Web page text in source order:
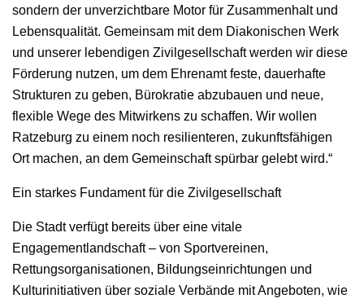
sondern der unverzichtbare Motor für Zusammenhalt und
Lebensqualität. Gemeinsam mit dem Diakonischen Werk
und unserer lebendigen Zivilgesellschaft werden wir diese
Förderung nutzen, um dem Ehrenamt feste, dauerhafte
Strukturen zu geben, Bürokratie abzubauen und neue,
flexible Wege des Mitwirkens zu schaffen. Wir wollen
Ratzeburg zu einem noch resilienteren, zukunftsfähigen
Ort machen, an dem Gemeinschaft spürbar gelebt wird.“
Ein starkes Fundament für die Zivilgesellschaft
Die Stadt verfügt bereits über eine vitale
Engagementlandschaft – von Sportvereinen,
Rettungsorganisationen, Bildungseinrichtungen und
Kulturinitiativen über soziale Verbände mit Angeboten, wie